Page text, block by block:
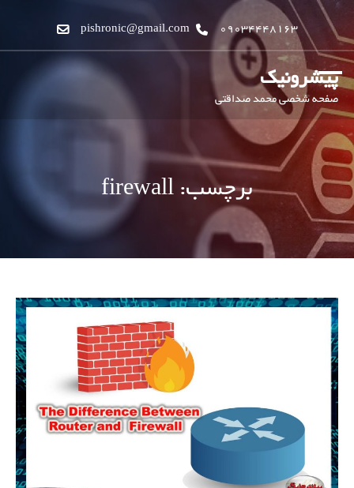
09034448163
pishronic@gmail.com
پیشرونیک
صفحه شخصی محمد صداقتی
برچسب: firewall